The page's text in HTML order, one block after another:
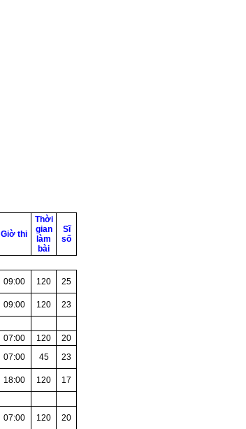
Giờ thi
Thời
gian
làm
bài
Sĩ
số
09:00 120 25
09:00 120 23
07:00 120
20
07:00 45 23
18:00 120 17
07:00 120
20